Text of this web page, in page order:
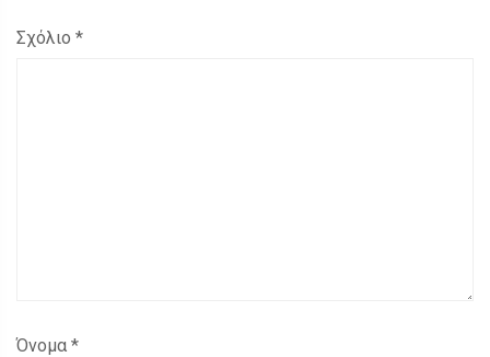
Σχόλιο *
Όνομα *